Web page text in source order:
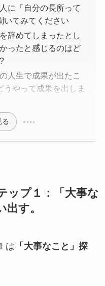
に「自分の長所って
いてみてください
辞めてしまったとし
ったと感じるのはど
人生で成果が出たこ
やって成果を出しま
る
ップ１：「大事な
す。
は 「大事なこと」探